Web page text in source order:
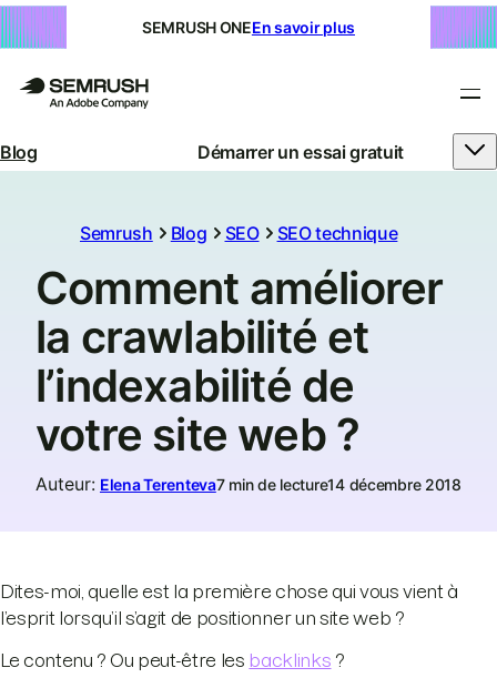
SEMRUSH ONEEn savoir plus
Blog Démarrer un essai gratuit
Semrush Blog SEO SEO technique
Comment améliorer
la crawlabilité et
l’indexabilité de
votre site web ?
Auteur: Elena Terenteva7 min de lecture14 décembre 2018
Dites-moi, quelle est la première chose qui vous vient à
l’esprit lorsqu’il s’agit de positionner un site web ?
Le contenu ? Ou peut-être les backlinks ?